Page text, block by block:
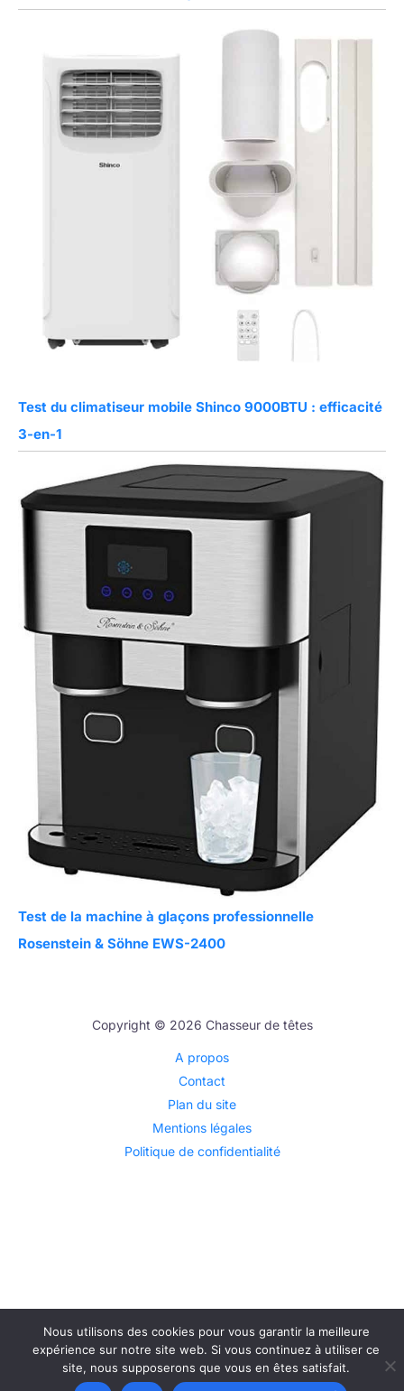
Test du climatiseur mobile Shinco 9000BTU : efficacité
3-en-1
Test de la machine à glaçons professionnelle
Rosenstein & Söhne EWS-2400
Copyright © 2026 Chasseur de têtes
A propos
Contact
Plan du site
Mentions légales
Politique de confidentialité
Nous utilisons des cookies pour vous garantir la meilleure
expérience sur notre site web. Si vous continuez à utiliser ce
site, nous supposerons que vous en êtes satisfait.